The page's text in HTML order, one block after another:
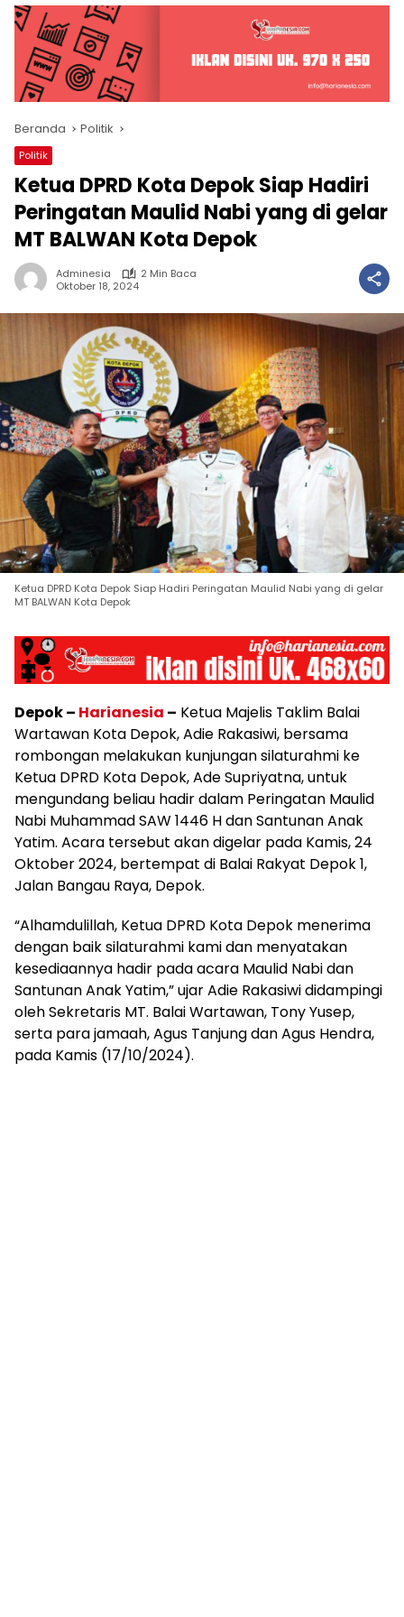
Beranda Politik
Politik
Ketua DPRD Kota Depok Siap Hadiri
Peringatan Maulid Nabi yang di gelar
MT BALWAN Kota Depok
Adminesia
2 Min Baca
Oktober 18, 2024
Ketua DPRD Kota Depok Siap Hadiri Peringatan Maulid Nabi yang di gelar
MT BALWAN Kota Depok
Depok – Harianesia – Ketua Majelis Taklim Balai
Wartawan Kota Depok, Adie Rakasiwi, bersama
rombongan melakukan kunjungan silaturahmi ke
Ketua DPRD Kota Depok, Ade Supriyatna, untuk
mengundang beliau hadir dalam Peringatan Maulid
Nabi Muhammad SAW 1446 H dan Santunan Anak
Yatim. Acara tersebut akan digelar pada Kamis, 24
Oktober 2024, bertempat di Balai Rakyat Depok 1,
Jalan Bangau Raya, Depok.
“Alhamdulillah, Ketua DPRD Kota Depok menerima
dengan baik silaturahmi kami dan menyatakan
kesediaannya hadir pada acara Maulid Nabi dan
Santunan Anak Yatim,” ujar Adie Rakasiwi didampingi
oleh Sekretaris MT. Balai Wartawan, Tony Yusep,
serta para jamaah, Agus Tanjung dan Agus Hendra,
pada Kamis (17/10/2024).